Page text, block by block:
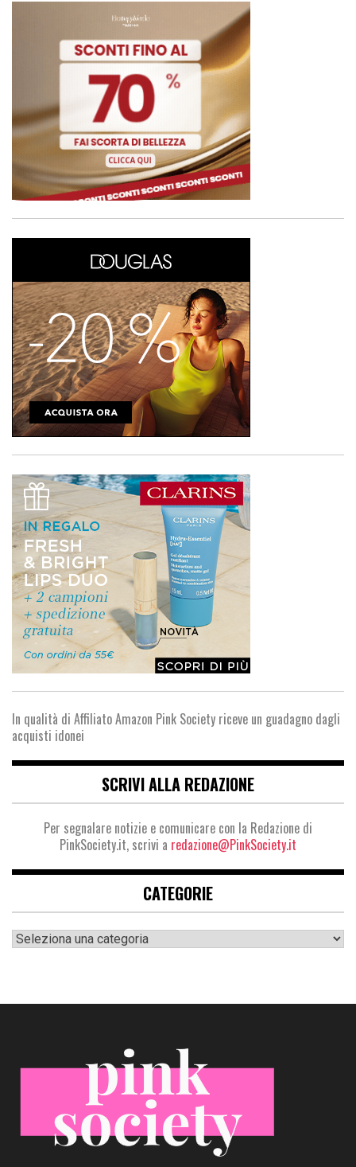
In qualità di Affiliato Amazon Pink Society riceve un guadagno dagli
acquisti idonei
SCRIVI ALLA REDAZIONE
Per segnalare notizie e comunicare con la Redazione di
PinkSociety.it, scrivi a redazione@PinkSociety.it
CATEGORIE
Categorie